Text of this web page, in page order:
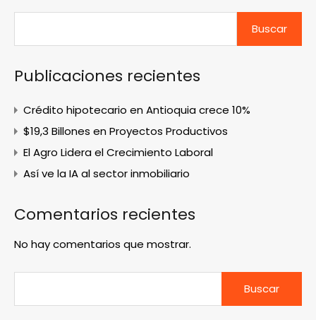
Buscar
Publicaciones recientes
Crédito hipotecario en Antioquia crece 10%
$19,3 Billones en Proyectos Productivos
El Agro Lidera el Crecimiento Laboral
Así ve la IA al sector inmobiliario
Comentarios recientes
No hay comentarios que mostrar.
Buscar: